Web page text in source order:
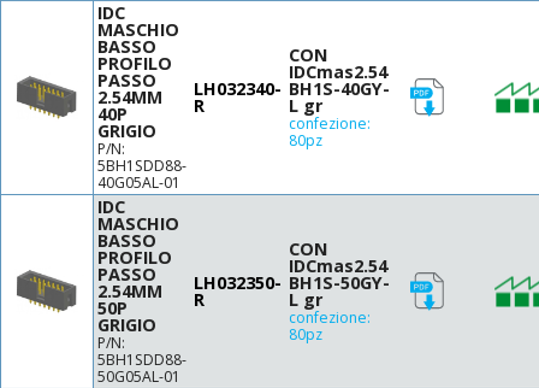
IDC
MASCHIO
BASSO
PROFILO
PASSO
2.54MM
40P
GRIGIO
P/N:
5BH1SDD88-
40G05AL-01
LH032340-
R
CON
IDCmas2.54
BH1S-40GY-
L gr
confezione:
80pz
IDC
MASCHIO
BASSO
PROFILO
PASSO
2.54MM
50P
GRIGIO
P/N:
5BH1SDD88-
50G05AL-01
LH032350-
R
CON
IDCmas2.54
BH1S-50GY-
L gr
confezione:
80pz